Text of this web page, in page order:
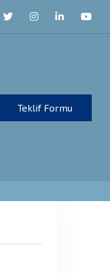
Teklif Formu